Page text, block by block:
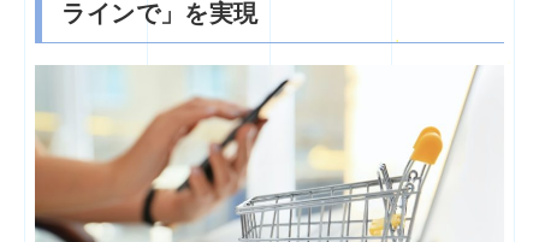
ラインで」を実現